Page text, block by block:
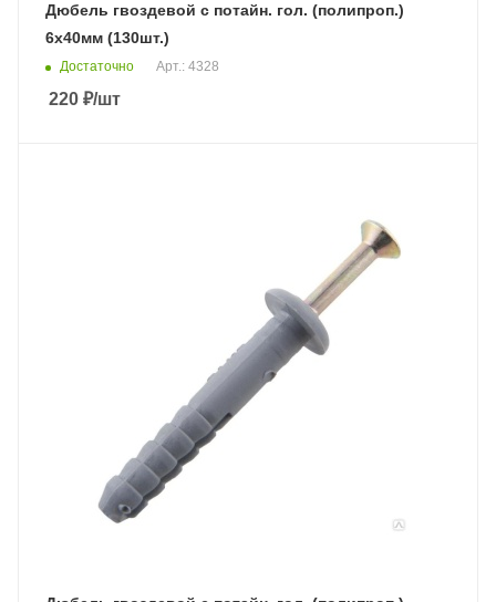
Дюбель гвоздевой с потайн. гол. (полипроп.)
6х40мм (130шт.)
Достаточно Арт.: 4328
220 ₽/шт